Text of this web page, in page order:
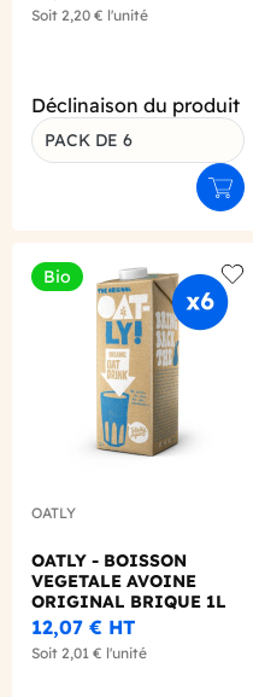
Soit 2,20 € l'unité
Déclinaison du produit
PACK DE 6
Bio
OATLY
OATLY - BOISSON
VEGETALE AVOINE
ORIGINAL BRIQUE 1L
X6 BIO
12,07 € HT
Soit 2,01 € l'unité